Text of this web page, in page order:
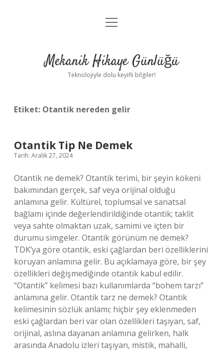
Anasayfa
Yasal Uyarı
menüyü
Mekanik Hikaye Günlüğü
Teknolojiyle dolu keyifli bilgiler!
Etiket: Otantik nereden gelir
Otantik Tip Ne Demek
Tarih: Aralık 27, 2024
Otantik ne demek? Otantik terimi, bir şeyin kökeni
bakımından gerçek, saf veya orijinal olduğu
anlamına gelir. Kültürel, toplumsal ve sanatsal
bağlamı içinde değerlendirildiğinde otantik; taklit
veya sahte olmaktan uzak, samimi ve içten bir
durumu simgeler. Otantik görünüm ne demek?
TDK’ya göre otantik, eski çağlardan beri özelliklerini
koruyan anlamına gelir. Bu açıklamaya göre, bir şey
özellikleri değişmediğinde otantik kabul edilir.
“Otantik” kelimesi bazı kullanımlarda “bohem tarzı”
anlamına gelir. Otantik tarz ne demek? Otantik
kelimesinin sözlük anlamı; hiçbir şey eklenmeden
eski çağlardan beri var olan özellikleri taşıyan, saf,
orijinal, aslına dayanan anlamına gelirken, halk
arasında Anadolu izleri taşıyan, mistik, mahalli,